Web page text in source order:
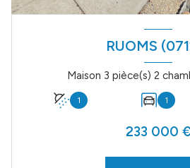
RUOMS
1 1
233 000